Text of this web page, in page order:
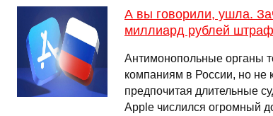
А вы говорили, ушла.
миллиард рублей
Антимонопольные органы
компаниям в России, но не
предпочитая длительные
Apple числился огромный